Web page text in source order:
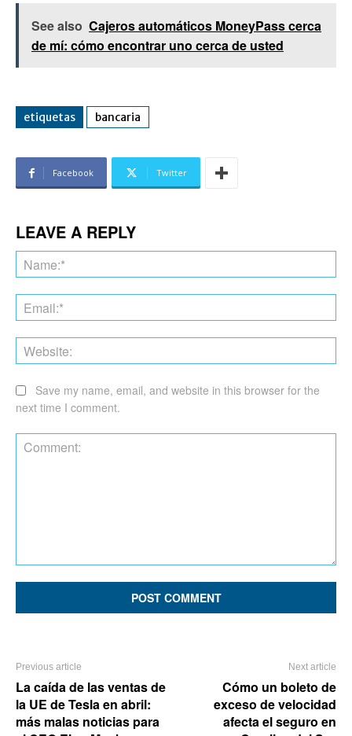
See also Cajeros automáticos MoneyPass cerca
de mí: cómo encontrar uno cerca de usted
etiquetas bancaria
Facebook Twitter
LEAVE A REPLY
Save my name, email, and website in this browser for the
next time I comment.
Previous article
La caída de las ventas de
la UE de Tesla en abril:
más malas noticias para
Next article
Cómo un boleto de
exceso de velocidad
afecta el seguro en